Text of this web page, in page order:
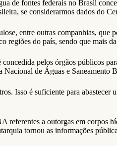
de fontes federais no Brasil
se considerarmos dados do
entre outras companhias, que
regiões do país, sendo que mais
pelos órgãos públicos
Nacional de Águas e Saneamento
Isso é suficiente para
a outorgas em corpos
tornou as informações